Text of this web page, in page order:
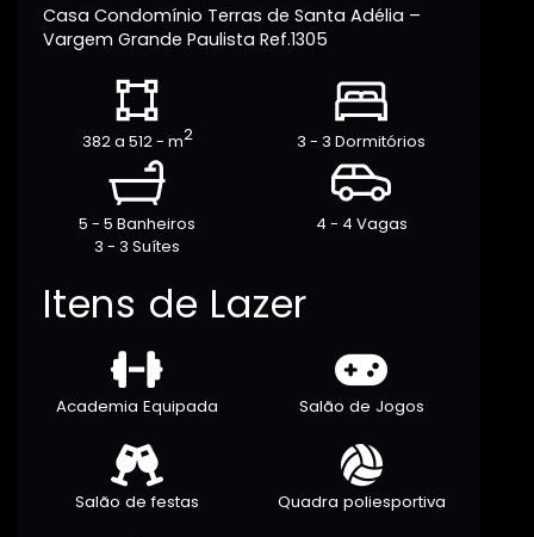
Casa Condomínio Terras de Santa Adélia –
Vargem Grande Paulista Ref.1305
382 a 512 - m2 3 - 3 Dormitórios
5 - 5 Banheiros
3 - 3 Suítes
4 - 4 Vagas
Itens de Lazer
Academia Equipada Salão de Jogos
Salão de festas Quadra poliesportiva